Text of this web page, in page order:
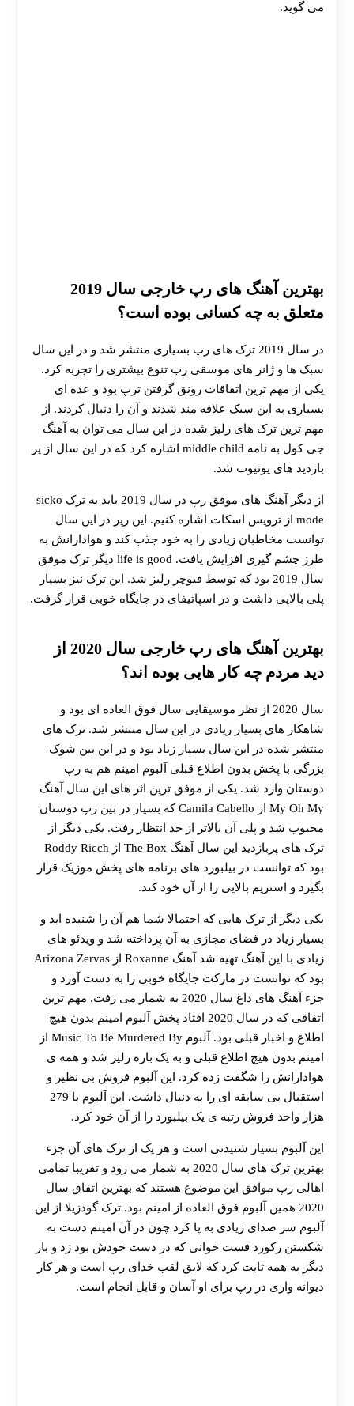
می گوید.
بهترین آهنگ های رپ خارجی سال 2019
متعلق به چه کسانی بوده است؟
در سال 2019 ترک های رپ بسیاری منتشر شد و در این سال
سبک ها و ژانر های موسقی رپ تنوع بیشتری را تجربه کرد.
یکی از مهم ترین اتفاقات رونق گرفتن ترپ بود و عده ای
بسیاری به این سبک علاقه مند شدند و آن را دنبال کردند. از
مهم ترین ترک های رلیز شده در این سال می توان به آهنگ
جی کول به نامه middle child اشاره کرد که در این سال از پر
بازدید های یوتیوب شد.
از دیگر آهنگ های موفق رپ در سال 2019 باید به ترک sicko
mode از ترویس اسکات اشاره کنیم. این رپر در این سال
توانست مخاطبان زیادی را به خود جذب کند و هوادارانش به
طرز چشم گیری افزایش یافت. life is good دیگر ترک موفق
سال 2019 بود که توسط فیوچر رلیز شد. این ترک نیز بسیار
پلی بالایی داشت و در اسپاتیفای در جایگاه خوبی قرار گرفت.
بهترین آهنگ های رپ خارجی سال 2020 از
دید مردم چه کار هایی بوده اند؟
سال 2020 از نظر موسیقایی سال فوق العاده ای بود و
شاهکار های بسیار زیادی در این سال منتشر شد. ترک های
منتشر شده در این سال بسیار زیاد بود و در این بین شوک
بزرگی با پخش بدون اطلاع قبلی آلبوم امینم هم به رپ
دوستان وارد شد. یکی از موفق ترین اثر های این سال آهنگ
My Oh My از Camila Cabello که بسیار در بین رپ دوستان
محبوب شد و پلی آن بالاتر از حد انتظار رفت. یکی دیگر از
ترک های پربازدید این سال آهنگ The Box از Roddy Ricch
بود که توانست در بیلبورد های برنامه های پخش موزیک قرار
بگیرد و استریم بالایی را از آن خود کند.
یکی دیگر از ترک هایی که احتمالا شما هم آن را شنیده اید و
بسیار زیاد در فضای مجازی به آن پرداخته شد و ویدئو های
زیادی با این آهنگ تهیه شد آهنگ Roxanne از Arizona Zervas
بود که توانست در مارکت جایگاه خوبی را به دست آورد و
جزء آهنگ های داغ سال 2020 به شمار می رفت. مهم ترین
اتفاقی که در سال 2020 افتاد پخش آلبوم امینم بدون هیچ
اطلاع و اخبار قبلی بود. آلبوم Music To Be Murdered By از
امینم بدون هیچ اطلاع قبلی و به یک باره رلیز شد و همه ی
هوادارانش را شگفت زده کرد. این آلبوم فروش بی نظیر و
استقبال بی سابقه ای را به دنبال داشت. این آلبوم با 279
هزار واحد فروش رتبه ی یک بیلبورد را از آن خود کرد.
این آلبوم بسیار شنیدنی است و هر یک از ترک های آن جزء
بهترین ترک های سال 2020 به شمار می رود و تقریبا تمامی
اهالی رپ موافق این موضوع هستند که بهترین اتفاق سال
2020 همین آلبوم فوق العاده از امینم بود. ترک گودزیلا از این
آلبوم سر صدای زیادی به پا کرد چون در آن امینم دست به
شکستن رکورد فست خوانی که در دست خودش بود زد و بار
دیگر به همه ثابت کرد که لایق لقب خدای رپ است و هر کار
دیوانه واری در رپ برای او آسان و قابل انجام است.